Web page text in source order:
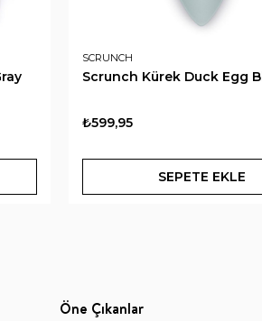
SCRUNCH
Scrunch Kürek Duck Egg
₺599,95
SEPETE EKLE
Öne Çıkanlar